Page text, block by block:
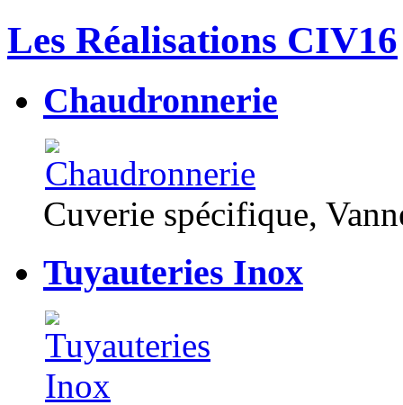
Les Réalisations CIV16
Chaudronnerie
Cuverie spécifique,
Tuyauteries Inox